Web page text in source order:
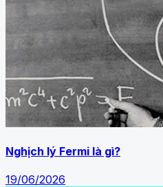
Nghịch lý Fermi là gì?
19/06/2026